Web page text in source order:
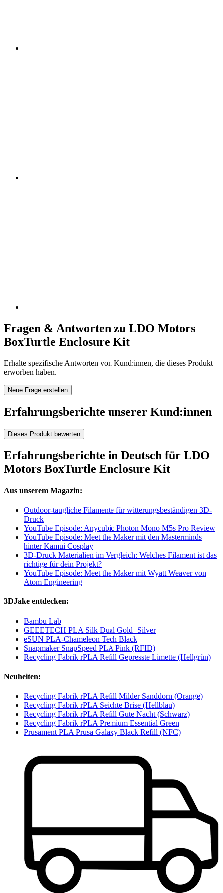
Fragen & Antworten zu LDO Motors
BoxTurtle Enclosure Kit
Erhalte spezifische Antworten von Kund:innen, die dieses Produkt
erworben haben.
Neue Frage erstellen
Erfahrungsberichte unserer Kund:innen
Dieses Produkt bewerten
Erfahrungsberichte in Deutsch für LDO
Motors BoxTurtle Enclosure Kit
Aus unserem Magazin:
Outdoor-taugliche Filamente für witterungsbeständigen 3D-
Druck
YouTube Episode: Anycubic Photon Mono M5s Pro Review
YouTube Episode: Meet the Maker mit den Masterminds
hinter Kamui Cosplay
3D-Druck Materialien im Vergleich: Welches Filament ist das
richtige für dein Projekt?
YouTube Episode: Meet the Maker mit Wyatt Weaver von
Atom Engineering
3DJake entdecken:
Bambu Lab
GEEETECH PLA Silk Dual Gold+Silver
eSUN PLA-Chameleon Tech Black
Snapmaker SnapSpeed PLA Pink (RFID)
Recycling Fabrik rPLA Refill Gepresste Limette (Hellgrün)
Neuheiten:
Recycling Fabrik rPLA Refill Milder Sanddorn (Orange)
Recycling Fabrik rPLA Seichte Brise (Hellblau)
Recycling Fabrik rPLA Refill Gute Nacht (Schwarz)
Recycling Fabrik rPLA Premium Essential Green
Prusament PLA Prusa Galaxy Black Refill (NFC)